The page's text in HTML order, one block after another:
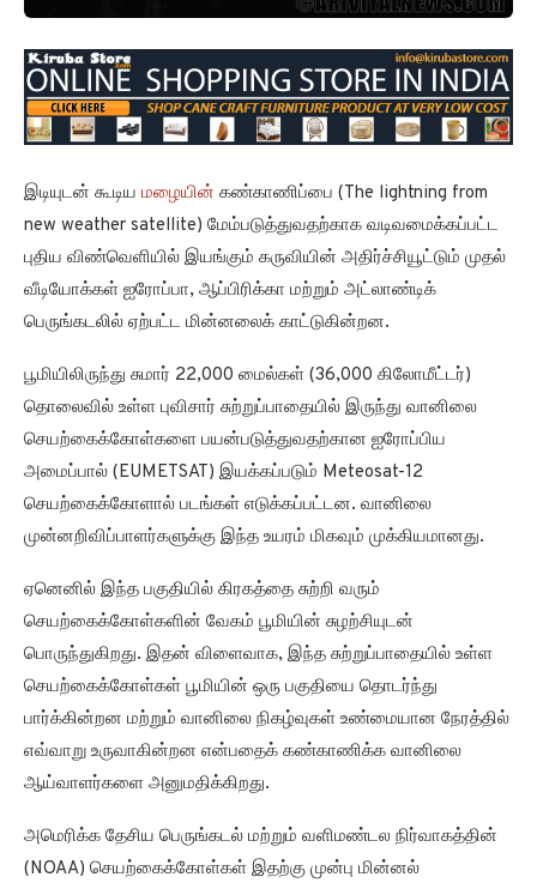
இடியுடன் கூடிய மழையின் கண்காணிப்பை (The lightning from
new weather satellite) மேம்படுத்துவதற்காக வடிவமைக்கப்பட்ட
புதிய விண்வெளியில் இயங்கும் கருவியின் அதிர்ச்சியூட்டும் முதல்
வீடியோக்கள் ஐரோப்பா, ஆப்பிரிக்கா மற்றும் அட்லாண்டிக்
பெருங்கடலில் ஏற்பட்ட மின்னலைக் காட்டுகின்றன.
பூமியிலிருந்து சுமார் 22,000 மைல்கள் (36,000 கிலோமீட்டர்)
தொலைவில் உள்ள புவிசார் சுற்றுப்பாதையில் இருந்து வானிலை
செயற்கைக்கோள்களை பயன்படுத்துவதற்கான ஐரோப்பிய
அமைப்பால் (EUMETSAT) இயக்கப்படும் Meteosat-12
செயற்கைக்கோளால் படங்கள் எடுக்கப்பட்டன. வானிலை
முன்னறிவிப்பாளர்களுக்கு இந்த உயரம் மிகவும் முக்கியமானது.
ஏனெனில் இந்த பகுதியில் கிரகத்தை சுற்றி வரும்
செயற்கைக்கோள்களின் வேகம் பூமியின் சுழற்சியுடன்
பொருந்துகிறது. இதன் விளைவாக, இந்த சுற்றுப்பாதையில் உள்ள
செயற்கைக்கோள்கள் பூமியின் ஒரு பகுதியை தொடர்ந்து
பார்க்கின்றன மற்றும் வானிலை நிகழ்வுகள் உண்மையான நேரத்தில்
எவ்வாறு உருவாகின்றன என்பதைக் கண்காணிக்க வானிலை
ஆய்வாளர்களை அனுமதிக்கிறது.
அமெரிக்க தேசிய பெருங்கடல் மற்றும் வளிமண்டல நிர்வாகத்தின்
(NOAA) செயற்கைக்கோள்கள் இதற்கு முன்பு மின்னல்